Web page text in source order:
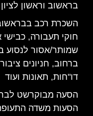
בראשוב וראשון
השכרת רכב
חוקי תעבורה, כבישי
שמותר/אסור לנסוע
ברחוב, חניונים
דו"חות, תאונות ועוד
הסעה מבוקרשט
הסעות משדה